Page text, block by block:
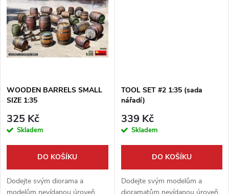
t
ů
t
ů
potřebné...
WOODEN BARRELS SMALL
SIZE 1:35
325 Kč
Skladem
DO KOŠÍKU
Dodejte svým diorama a
TOOL SET #2 1:35 (sada
nářadí)
339 Kč
Skladem
DO KOŠÍKU
Dodejte svým modelům a